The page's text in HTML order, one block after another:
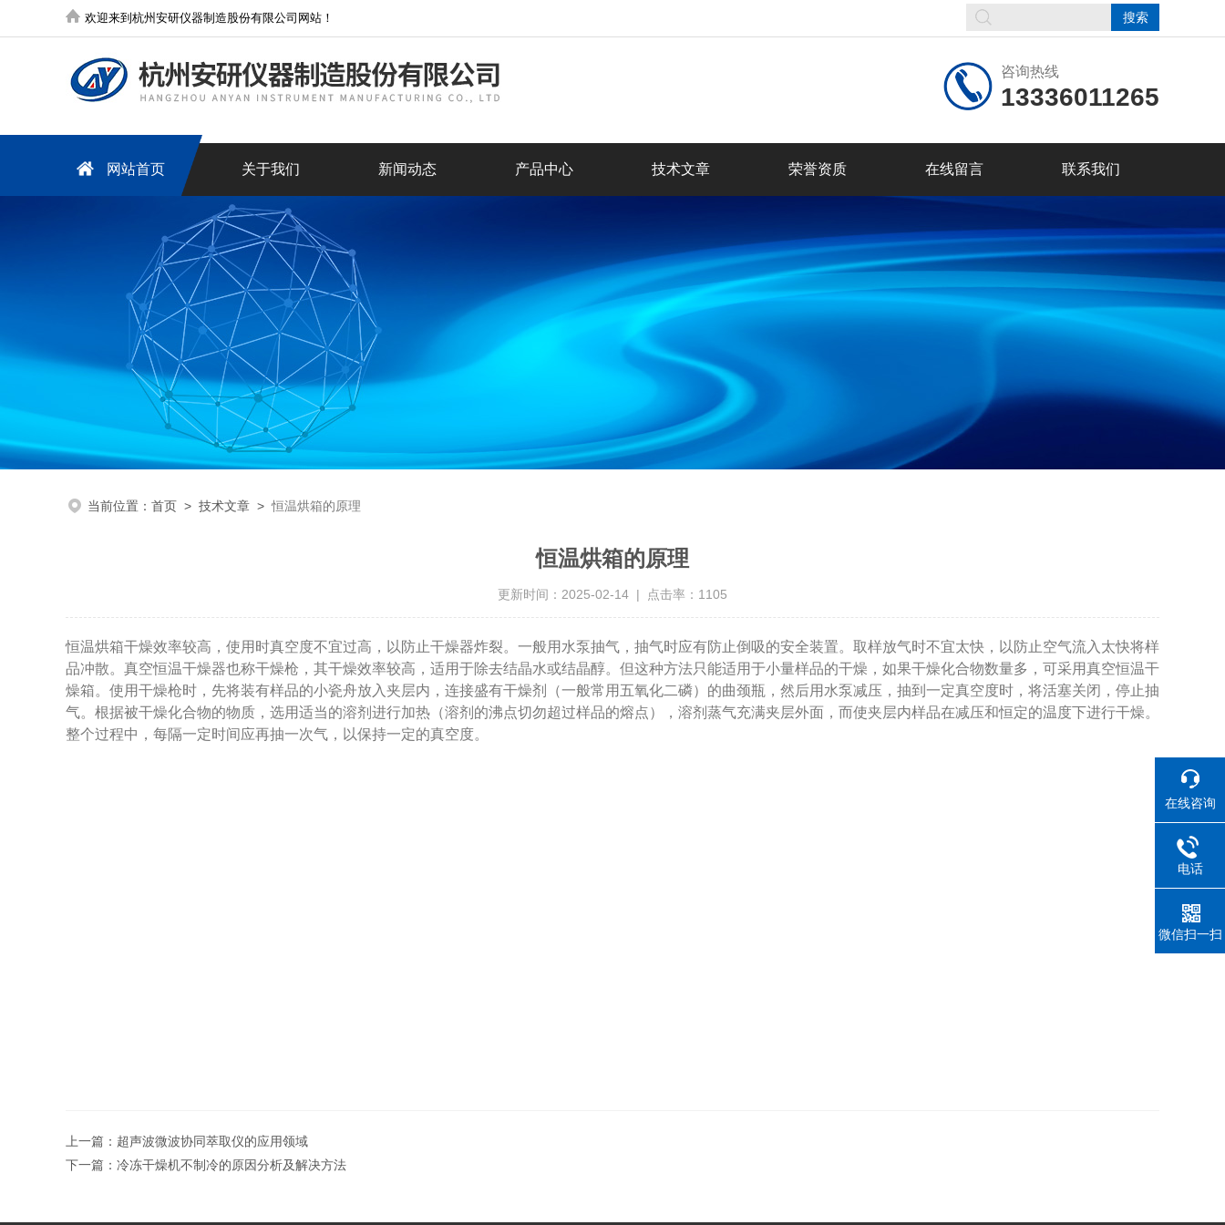
欢迎来到杭州安研仪器制造股份有限公司网站！
咨询热线
13336011265
网站首页 关于我们 新闻动态 产品中心 技术文章 荣誉资质 在线留言 联系我们
当前位置： 首页 > 技术文章 >恒温烘箱的原理
恒温烘箱的原理
更新时间：2025-02-14 | 点击率：1105
恒温烘箱干燥效率较高，使用时真空度不宜过高，以防止干燥器炸裂。一般用水泵抽气，抽气时应有防止倒吸的安全装置。取样放气时不宜太快，以防止空气流入太快将样
品冲散。真空恒温干燥器也称干燥枪，其干燥效率较高，适用于除去结晶水或结晶醇。但这种方法只能适用于小量样品的干燥，如果干燥化合物数量多，可采用真空恒温干
燥箱。使用干燥枪时，先将装有样品的小瓷舟放入夹层内，连接盛有干燥剂（一般常用五氧化二磷）的曲颈瓶，然后用水泵减压，抽到一定真空度时，将活塞关闭，停止抽
气。根据被干燥化合物的物质，选用适当的溶剂进行加热（溶剂的沸点切勿超过样品的熔点），溶剂蒸气充满夹层外面，而使夹层内样品在减压和恒定的温度下进行干燥。
整个过程中，每隔一定时间应再抽一次气，以保持一定的真空度。
上一篇： 超声波微波协同萃取仪的应用领域
下一篇： 冷冻干燥机不制冷的原因分析及解决方法
在线咨询
电话
微信扫一扫